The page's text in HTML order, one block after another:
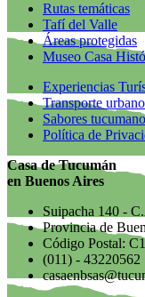
Rutas temáticas
Tafí del Valle
Áreas protegidas
Museo Casa
Experiencias
Transporte urbano
Sabores
Política de
Casa de Tucumán
en Buenos Aires
Suipacha 140 -
Provincia de
Código Postal:
(011) - 43220562